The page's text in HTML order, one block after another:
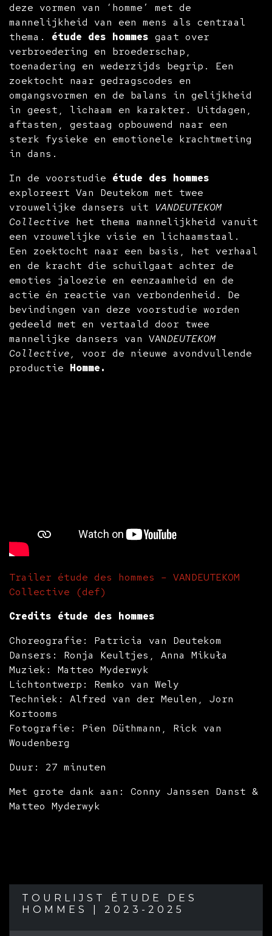
deze vormen van ‘homme’ met de
mannelijkheid van een mens als centraal
thema. étude des hommes gaat over
verbroedering en broederschap,
toenadering en wederzijds begrip. Een
zoektocht naar gedragscodes en
omgangsvormen en de balans in gelijkheid
in geest, lichaam en karakter. Uitdagen,
aftasten, gestaag opbouwend naar een
sterk fysieke en emotionele krachtmeting
in dans.
In de voorstudie étude des hommes
exploreert Van Deutekom met twee
vrouwelijke dansers uit VANDEUTEKOM
Collective het thema mannelijkheid vanuit
een vrouwelijke visie en lichaamstaal.
Een zoektocht naar een basis, het verhaal
en de kracht die schuilgaat achter de
emoties jaloezie en eenzaamheid en de
actie én reactie van verbondenheid. De
bevindingen van deze voorstudie worden
gedeeld met en vertaald door twee
mannelijke dansers van VANDEUTEKOM
Collective,
voor de nieuwe avondvullende
productie Homme.
Trailer étude des hommes – VANDEUTEKOM
Collective (def)
Credits étude des hommes
Choreografie: Patricia van Deutekom
Dansers: Ronja Keultjes, Anna Mikuła
Muziek: Matteo Myderwyk
Lichtontwerp: Remko van Wely
Techniek: Alfred van der Meulen, Jorn
Kortooms
Fotografie: Pien Düthmann, Rick van
Woudenberg
Duur: 27 minuten
Met grote dank aan: Conny Janssen Danst &
Matteo Myderwyk
TOURLIJST ÉTUDE DES
HOMMES | 2023-2025